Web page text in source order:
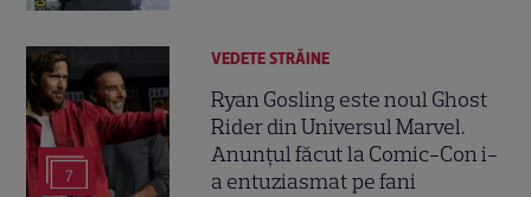
7
VEDETE STRĂINE
Ryan Gosling este noul Ghost
Rider din Universul Marvel.
Anunțul făcut la Comic-Con i-
a entuziasmat pe fani